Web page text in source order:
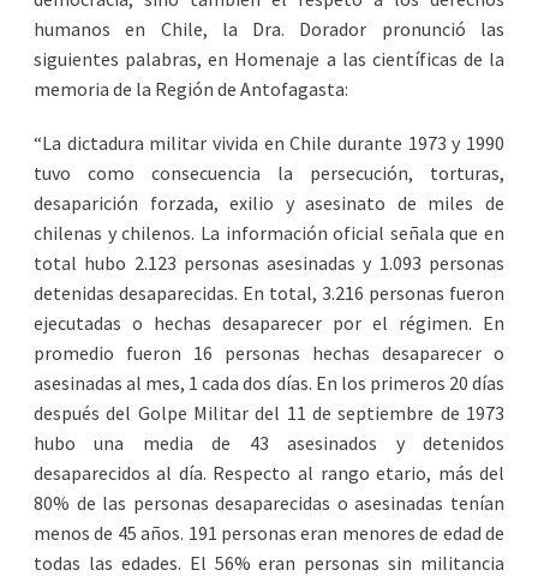
humanos en Chile, la Dra. Dorador pronunció las
siguientes palabras, en Homenaje a las científicas de la
memoria de la Región de Antofagasta:
“La dictadura militar vivida en Chile durante 1973 y 1990
tuvo como consecuencia la persecución, torturas,
desaparición forzada, exilio y asesinato de miles de
chilenas y chilenos. La información oficial señala que en
total hubo 2.123 personas asesinadas y 1.093 personas
detenidas desaparecidas. En total, 3.216 personas fueron
ejecutadas o hechas desaparecer por el régimen. En
promedio fueron 16 personas hechas desaparecer o
asesinadas al mes, 1 cada dos días. En los primeros 20 días
después del Golpe Militar del 11 de septiembre de 1973
hubo una media de 43 asesinados y detenidos
desaparecidos al día. Respecto al rango etario, más del
80% de las personas desaparecidas o asesinadas tenían
menos de 45 años. 191 personas eran menores de edad de
todas las edades. El 56% eran personas sin militancia